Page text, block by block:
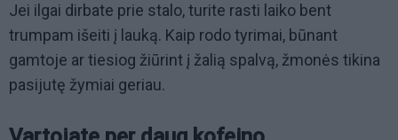
Jei ilgai dirbate prie stalo, turite rasti laiko bent
trumpam išeiti į lauką. Kaip rodo tyrimai, būnant
gamtoje ar tiesiog žiūrint į žalią spalvą, žmonės tikina
pasijutę žymiai geriau.